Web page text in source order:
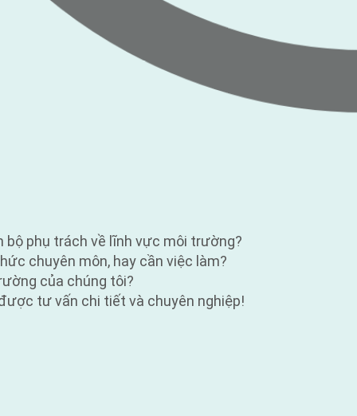
bộ phụ trách về lĩnh vực môi trường?
chuyên môn, hay cần việc làm?
của chúng tôi?
tư vấn chi tiết và chuyên nghiệp!